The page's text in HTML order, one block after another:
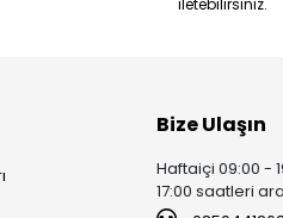
Bize Ulaşın
Haftaiçi 09:00 -
17:00 saatleri